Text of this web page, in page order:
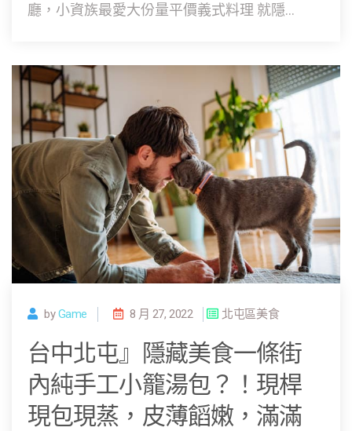
廳，小資族最愛大份量平價義式料理 就隱...
byGame 8 月 27, 2022 北屯區美食
台中北屯』隱藏美食一條街
內純手工小籠湯包？！現桿
現包現蒸，皮薄饀嫩，滿滿